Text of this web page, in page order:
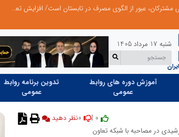
عامل افزایش قبوض برخی مشترکان، عبور از الگوی مصرف در تابستان است/ افزایش تعرفه نداشتیم
شنبه 17 مرداد 1405
آموزش دوره های روابط
عمومی
تدوین برنامه روابط
عمومی
نظر دهید
در مصاحبه با شبکه تعاون